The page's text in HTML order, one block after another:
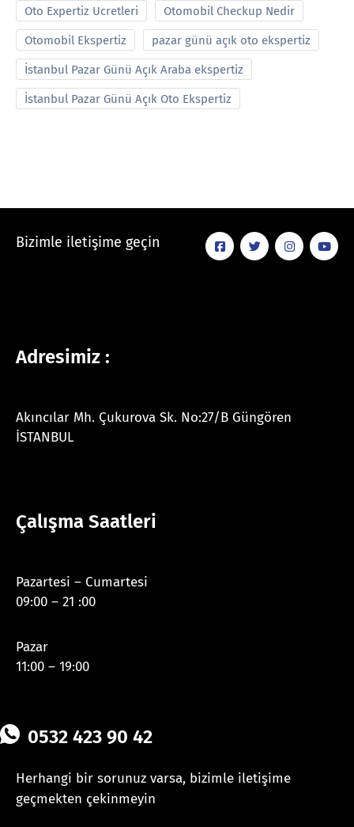
Oto Expertiz Ucretleri Otomobil Checkup Nedir
Otomobil Ekspertiz pazar günü açık oto ekspertiz
İstanbul Pazar Günü Açık Araba ekspertiz
İstanbul Pazar Günü Açık Oto Ekspertiz
Bizimle iletişime geçin
Adresimiz :
Akıncılar Mh. Çukurova Sk. No:27/B Güngören
İSTANBUL
Çalışma Saatleri
Pazartesi – Cumartesi
09:00 – 21 :00
Pazar
11:00 – 19:00
0532 423 90 42
Herhangi bir sorunuz varsa, bizimle iletişime
geçmekten çekinmeyin